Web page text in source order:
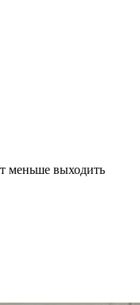
меньше выходить